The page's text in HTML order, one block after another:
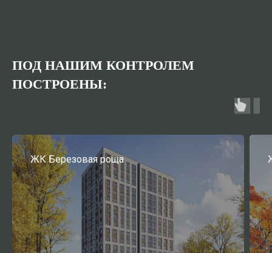
ПОД НАШИМ КОНТРОЛЕМ
ПОСТРОЕНЫ:
ЖК Березовая роща